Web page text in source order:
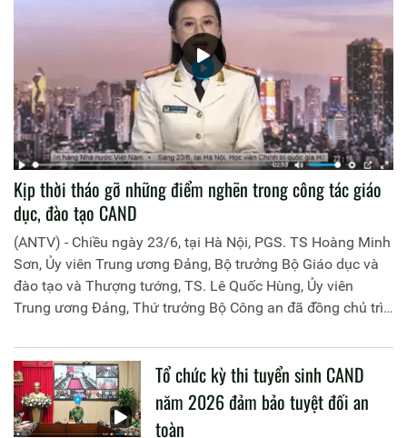
Kịp thời tháo gỡ những điểm nghẽn trong công tác giáo
dục, đào tạo CAND
(ANTV) - Chiều ngày 23/6, tại Hà Nội, PGS. TS Hoàng Minh
Sơn, Ủy viên Trung ương Đảng, Bộ trưởng Bộ Giáo dục và
đào tạo và Thượng tướng, TS. Lê Quốc Hùng, Ủy viên
Trung ương Đảng, Thứ trưởng Bộ Công an đã đồng chủ trì
liên quan đến công tác giáo dục và đào tạo của lực lượng
CAND.
Tổ chức kỳ thi tuyển sinh CAND
năm 2026 đảm bảo tuyệt đối an
toàn